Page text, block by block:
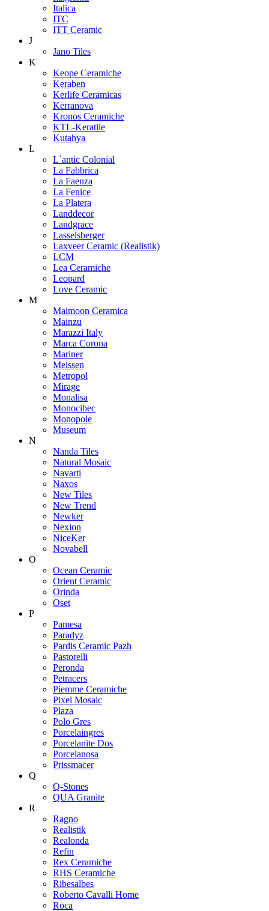
Italica
ITC
ITT Ceramic
J
Jano Tiles
K
Keope Ceramiche
Keraben
Kerlife Ceramicas
Kerranova
Kronos Ceramiche
KTL-Keratile
Kutahya
L
L`antic Colonial
La Fabbrica
La Faenza
La Fenice
La Platera
Landdecor
Landgrace
Lasselsberger
Laxveer Ceramic (Realistik)
LCM
Lea Ceramiche
Leopard
Love Ceramic
M
Maimoon Ceramica
Mainzu
Marazzi Italy
Marca Corona
Mariner
Meissen
Metropol
Mirage
Monalisa
Monocibec
Monopole
Museum
N
Nanda Tiles
Natural Mosaic
Navarti
Naxos
New Tiles
New Trend
Newker
Nexion
NiceKer
Novabell
O
Ocean Ceramic
Orient Ceramic
Orinda
Oset
P
Pamesa
Paradyz
Pardis Ceramic Pazh
Pastorelli
Peronda
Petracers
Piemme Ceramiche
Pixel Mosaic
Plaza
Polo Gres
Porcelaingres
Porcelanite Dos
Porcelanosa
Prissmacer
Q
Q-Stones
QUA Granite
R
Ragno
Realistik
Realonda
Refin
Rex Ceramiche
RHS Ceramiche
Ribesalbes
Roberto Cavalli Home
Roca